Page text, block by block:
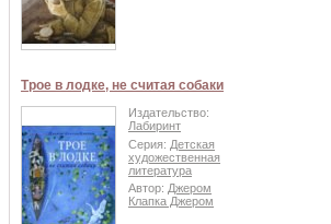
Трое в лодке, не считая собаки
Издательство:
Лабиринт
Серия: Детская
художественная
литература
Автор: Джером
Клапка Джером